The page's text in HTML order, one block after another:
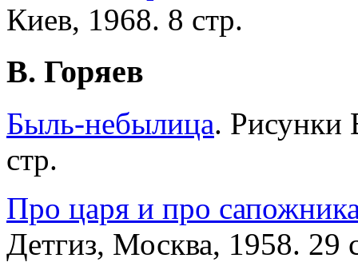
Киев, 1968. 8 стр.
В. Горяев
Быль-небылица. Рисунки
стр.
Про царя и про
Детгиз, Москва, 1958. 29